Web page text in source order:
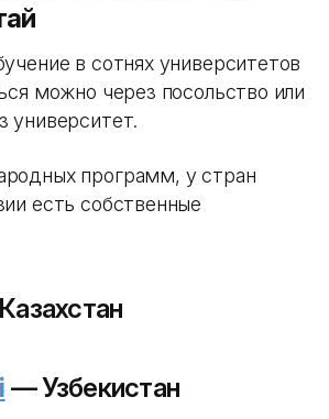
в сотнях университетов
можно через посольство или
университет.
программ, у стран
есть собственные
— Узбекистан